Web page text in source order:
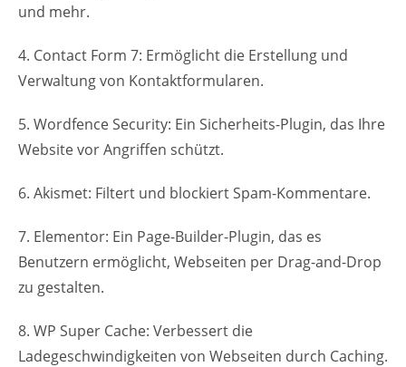
und mehr.
4. Contact Form 7: Ermöglicht die Erstellung und
Verwaltung von Kontaktformularen.
5. Wordfence Security: Ein Sicherheits-Plugin, das Ihre
Website vor Angriffen schützt.
6. Akismet: Filtert und blockiert Spam-Kommentare.
7. Elementor: Ein Page-Builder-Plugin, das es
Benutzern ermöglicht, Webseiten per Drag-and-Drop
zu gestalten.
8. WP Super Cache: Verbessert die
Ladegeschwindigkeiten von Webseiten durch Caching.